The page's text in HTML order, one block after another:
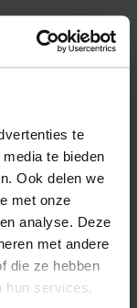
te
te bieden
Ook delen we
met onze
analyse. Deze
met andere
die ze hebben
hun services.